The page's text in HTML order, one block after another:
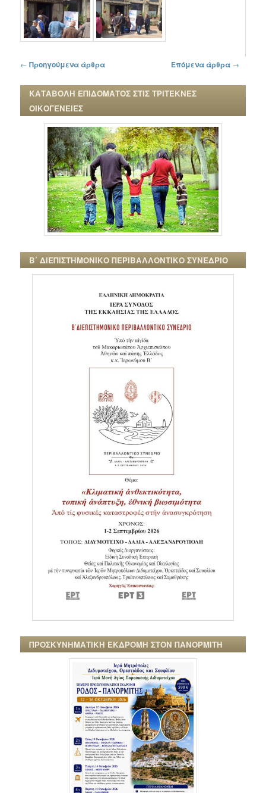
Πλοήγηση στα άρθρα
← Προηγούμενα άρθρα Επόμενα άρθρα →
ΚΑΤΑΒΟΛΗ ΕΠΙΔΟΜΑΤΟΣ ΣΤΙΣ ΤΡΙΤΕΚΝΕΣ
ΟΙΚΟΓΕΝΕΙΕΣ
Β΄ ΔΙΕΠΙΣΤΗΜΟΝΙΚΟ ΠΕΡΙΒΑΛΛΟΝΤΙΚΟ ΣΥΝΕΔΡΙΟ
ΠΡΟΣΚΥΝΗΜΑΤΙΚΗ ΕΚΔΡΟΜΗ ΣΤΟΝ ΠΑΝΟΡΜΙΤΗ